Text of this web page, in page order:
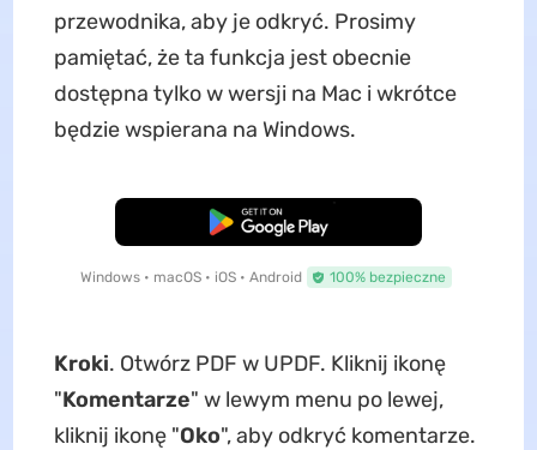
przewodnika, aby je odkryć. Prosimy
pamiętać, że ta funkcja jest obecnie
dostępna tylko w wersji na Mac i wkrótce
będzie wspierana na Windows.
Pobierz za darmo
Windows • macOS • iOS • Android 100% bezpieczne
Kroki. Otwórz PDF w UPDF. Kliknij ikonę
"Komentarze" w lewym menu po lewej,
kliknij ikonę "Oko", aby odkryć komentarze.